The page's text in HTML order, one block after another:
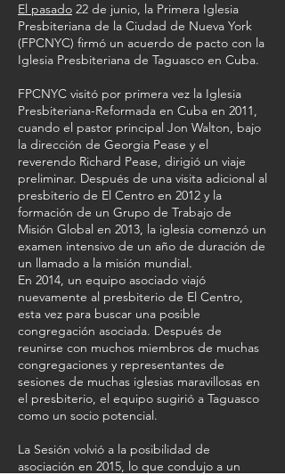
El pasado 22 de junio, la Primera Iglesia
Presbiteriana de la Ciudad de Nueva York
(FPCNYC) firmó un acuerdo de pacto con la
Iglesia Presbiteriana de Taguasco en Cuba.
FPCNYC visitó por primera vez la Iglesia
Presbiteriana-Reformada en Cuba en 2011,
cuando el pastor principal Jon Walton, bajo
la dirección de Georgia Pease y el
reverendo Richard Pease, dirigió un viaje
preliminar. Después de una visita adicional al
presbiterio de El Centro en 2012 y la
formación de un Grupo de Trabajo de
Misión Global en 2013, la iglesia comenzó un
examen intensivo de un año de duración de
un llamado a la misión mundial.
En 2014, un equipo asociado viajó
nuevamente al presbiterio de El Centro,
esta vez para buscar una posible
congregación asociada. Después de
reunirse con muchos miembros de muchas
congregaciones y representantes de
sesiones de muchas iglesias maravillosas en
el presbiterio, el equipo sugirió a Taguasco
como un socio potencial.
La Sesión volvió a la posibilidad de
asociación en 2015, lo que condujo a un